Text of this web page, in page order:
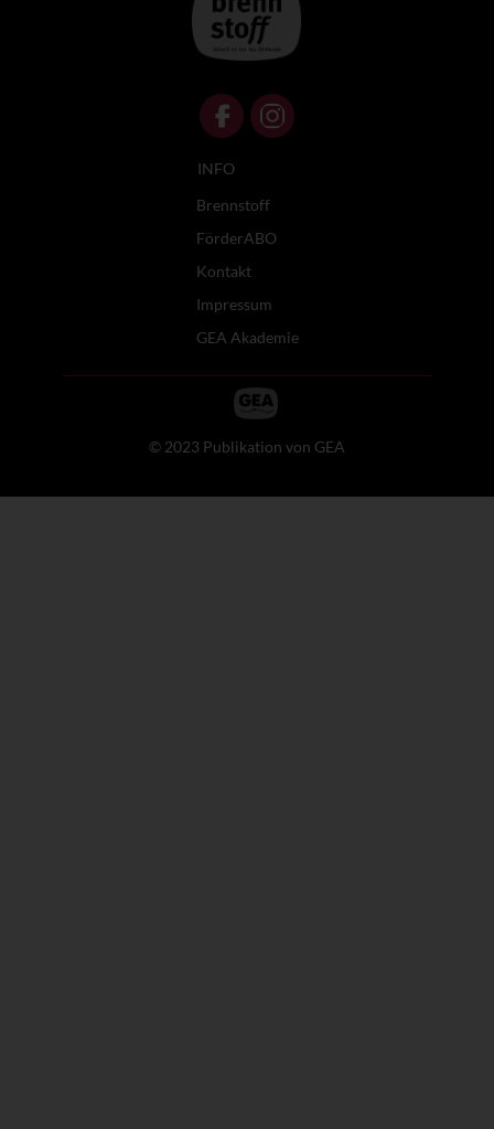
INFO
Brennstoff
FörderABO
Kontakt
Impressum
GEA Akademie
© 2023 Publikation von GEA